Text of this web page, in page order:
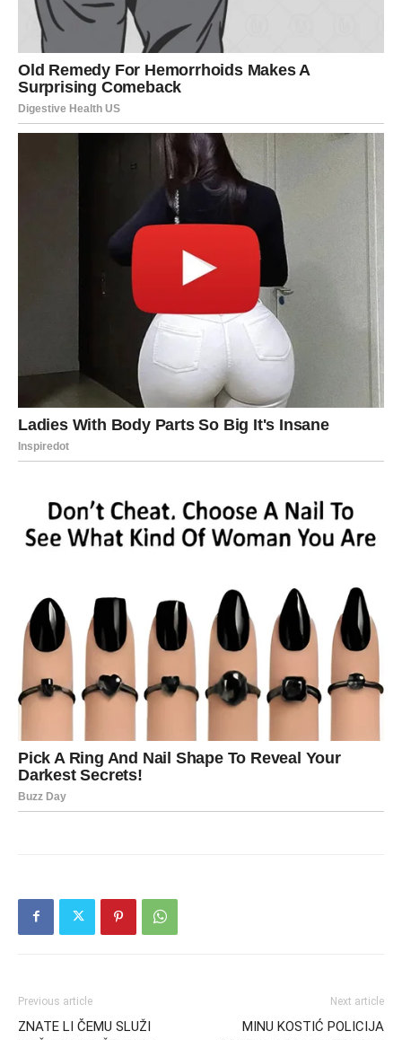
Previous article
ZNATE LI ČEMU SLUŽI
Next article
MINU KOSTIĆ POLICIJA